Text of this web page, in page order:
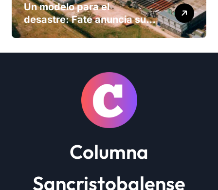
Un modelo para el
desastre: Fate anuncia su
cierre definitivo y despide a
Columna
Sancristobalense